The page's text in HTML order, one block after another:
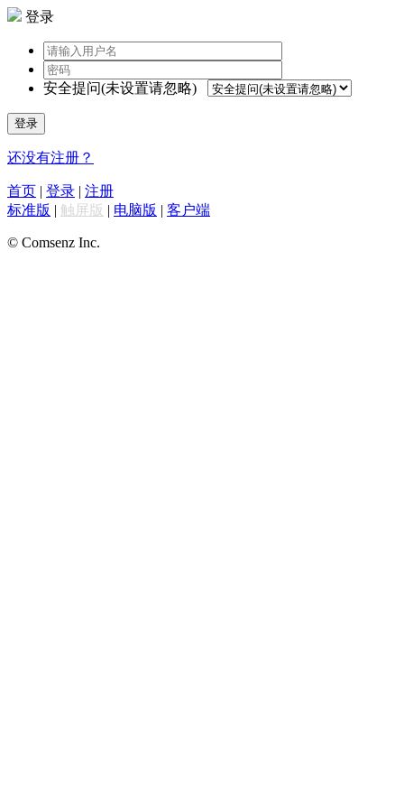
登录
安全提问(未设置请忽略)
登录
还没有注册？
首页 | 登录 | 注册
标准版 | 触屏版 | 电脑版 | 客户端
© Comsenz Inc.